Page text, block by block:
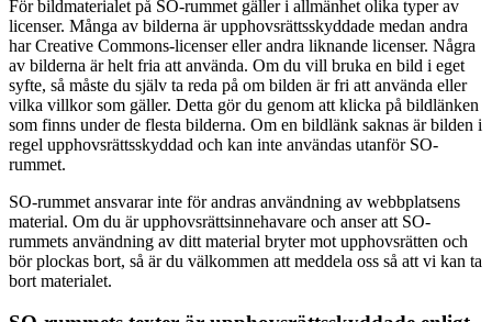
För bildmaterialet på SO-rummet gäller i allmänhet olika typer av
licenser. Många av bilderna är upphovsrättsskyddade medan andra
har Creative Commons-licenser eller andra liknande licenser. Några
av bilderna är helt fria att använda. Om du vill bruka en bild i eget
syfte, så måste du själv ta reda på om bilden är fri att använda eller
vilka villkor som gäller. Detta gör du genom att klicka på bildlänken
som finns under de flesta bilderna. Om en bildlänk saknas är bilden i
regel upphovsrättsskyddad och kan inte användas utanför SO-
rummet.
SO-rummet ansvarar inte för andras användning av webbplatsens
material. Om du är upphovsrättsinnehavare och anser att SO-
rummets användning av ditt material bryter mot upphovsrätten och
bör plockas bort, så är du välkommen att meddela oss så att vi kan ta
bort materialet.